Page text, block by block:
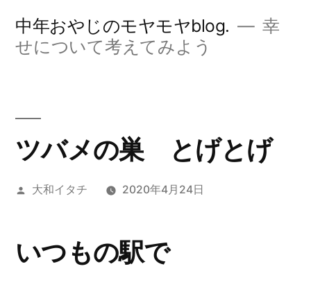
中年おやじのモヤモヤblog.
幸
せについて考えてみよう
ツバメの巣 とげとげ
投
大和イタチ 2020年4月24日
いつもの駅で